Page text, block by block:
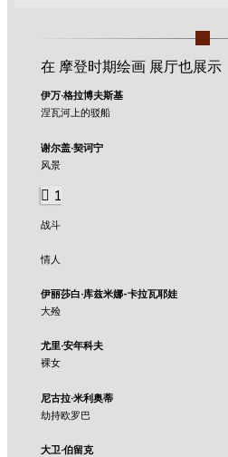
在 摩登时期绘画 展厅也展示
伊万·格拉博夫斯基
涅瓦河上的驳船
谢尔盖·契诃宁
风景
1
战斗
情人
伊丽莎白·库兹米娜-卡拉瓦耶娃
大殓
尤里·安年科夫
裸女
尼古拉·米利奥蒂
劫持欧罗巴
大卫·伯留克